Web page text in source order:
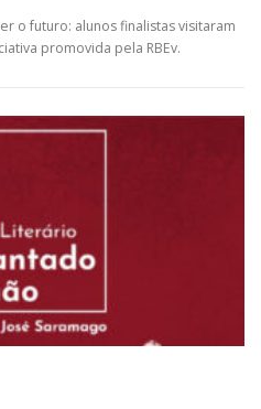
o futuro: alunos finalistas visitaram
promovida pela RBEv.